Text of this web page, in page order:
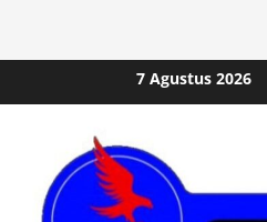
to
7 Agustus 2026